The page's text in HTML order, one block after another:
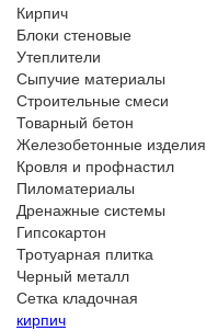
Кирпич
Блоки стеновые
Утеплители
Сыпучие материалы
Строительные смеси
Товарный бетон
Железобетонные изделия
Кровля и профнастил
Пиломатериалы
Дренажные системы
Гипсокартон
Тротуарная плитка
Черный металл
Сетка кладочная
кирпич